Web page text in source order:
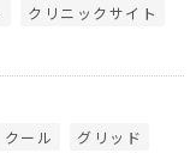
クリニックサイト
クール
グリッド